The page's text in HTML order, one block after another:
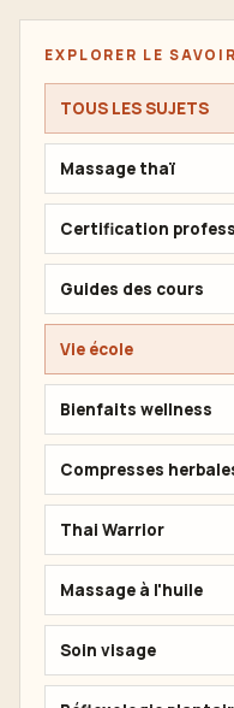
EXPLORER LE SAVOIR
TOUS LES SUJETS
Massage thaï
Certification
Guides des cours
Vie école
Bienfaits wellness
Compresses
Thai Warrior
Massage à l'huile
Soin visage